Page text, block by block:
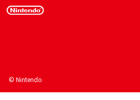
© Nintendo